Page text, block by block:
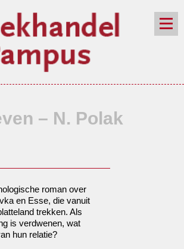
nieuwsbrief
– N. Polak
roman over
en Esse, die vanuit
trekken. Als
is verdwenen, wat
hun relatie?